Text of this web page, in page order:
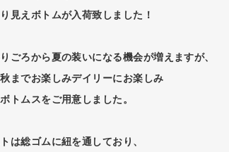
見えボトムが入荷致しました！
ごろから夏の装いになる機会が増えますが、
までお楽しみデイリーにお楽しみ
トムスをご用意しました。
は総ゴムに紐を通しており、